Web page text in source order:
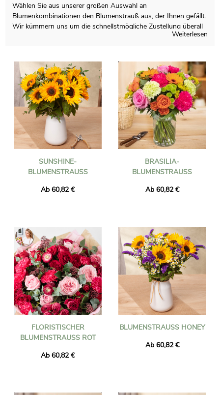
Wählen Sie aus unserer großen Auswahl an
Blumenkombinationen den Blumenstrauß aus, der Ihnen gefällt.
Wir kümmern uns um die schnellstmögliche Zustellung überall
und stellen sicher, dass die gelieferten Blumen frisch und
saisonal sind. Sie können sicher sein, dass der von Ihnen
bestellte Blumenstrauß genau mit dem von uns gelieferten
identisch ist. Um sicherzustellen, dass es dasselbe ist, machen
wir immer ein Foto davon und senden es Ihnen per E-Mail.
Weiterlesen
SUNSHINE-
BLUMENSTRAUSS
Ab 60,82 €
BRASILIA-
BLUMENSTRAUSS
Ab 60,82 €
FLORISTISCHER
BLUMENSTRAUSS ROT
Ab 60,82 €
BLUMENSTRAUSS HONEY
Ab 60,82 €